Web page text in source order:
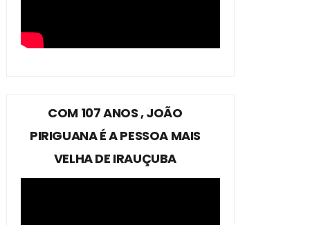
COM 107 ANOS , JOÃO
PIRIGUANA É A PESSOA MAIS
VELHA DE IRAUÇUBA